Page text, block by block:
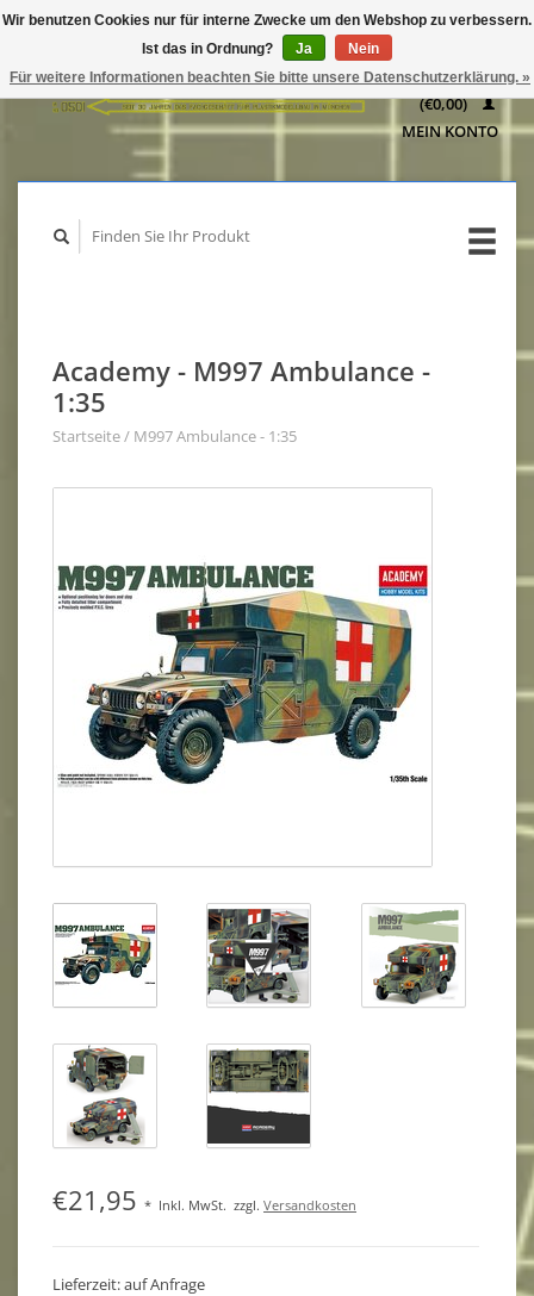
WARENKORB
(€0,00)
MEIN KONTO
Academy - M997 Ambulance -
1:35
Startseite/ M997 Ambulance - 1:35
€21,95 * Inkl. MwSt. zzgl. Versandkosten
Lieferzeit: auf Anfrage
Wir benutzen Cookies nur für interne Zwecke um den Webshop zu verbessern.
Ist das in Ordnung?
Ja
Nein
Für weitere Informationen beachten Sie bitte unsere Datenschutzerklärung. »